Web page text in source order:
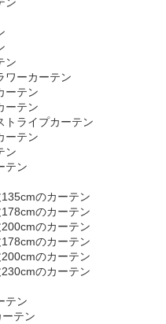
ン
ン
ワーカーテン
ーテン
ーテン
トライプカーテン
ーテン
ン
テン
のカーテン
のカーテン
のカーテン
のカーテン
のカーテン
のカーテン
テン
テン